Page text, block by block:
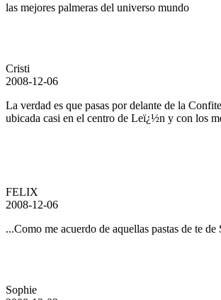
las mejores palmeras del universo mundo
Cristi
2008-12-06
La verdad es que pasas por delante de la
ubicada casi en el centro de Leï¿½n y con los
FELIX
2008-12-06
...Como me acuerdo de aquellas pastas de te
Sophie